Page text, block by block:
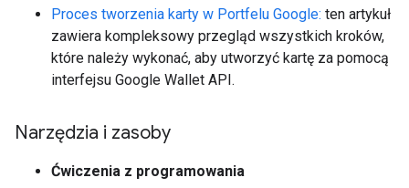
Proces tworzenia karty w Portfelu Google: ten artykuł
zawiera kompleksowy przegląd wszystkich kroków,
które należy wykonać, aby utworzyć kartę za pomocą
interfejsu Google Wallet API.
Narzędzia i zasoby
Ćwiczenia z programowania